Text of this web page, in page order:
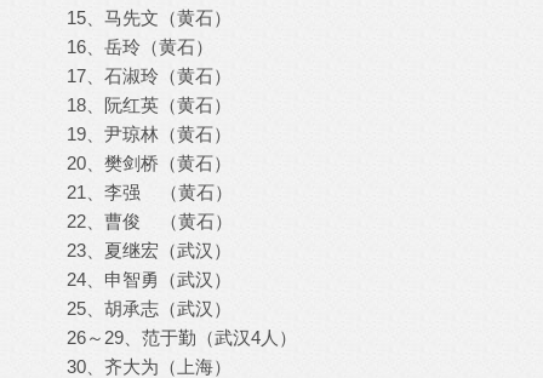
15、马先文（黄石）
16、岳玲（黄石）
17、石淑玲（黄石）
18、阮红英（黄石）
19、尹琼林（黄石）
20、樊剑桥（黄石）
21、李强 （黄石）
22、曹俊 （黄石）
23、夏继宏（武汉）
24、申智勇（武汉）
25、胡承志（武汉）
26～29、范于勤（武汉4人）
30、齐大为（上海）